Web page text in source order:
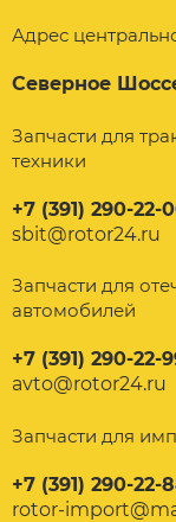
Адрес
Северное
Запчасти для
техники
+7 (391) 290-22-
sbit@rotor24.ru
Запчасти для
автомобилей
+7 (391) 290-22-
avto@rotor24.ru
Запчасти для
+7 (391) 290-22-
rotor-